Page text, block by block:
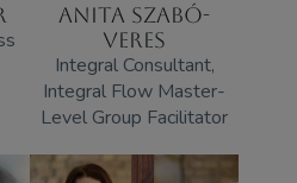
ANITA SZABÓ-
VERES
Integral Consultant,
Integral Flow Master-
Level Group Facilitator